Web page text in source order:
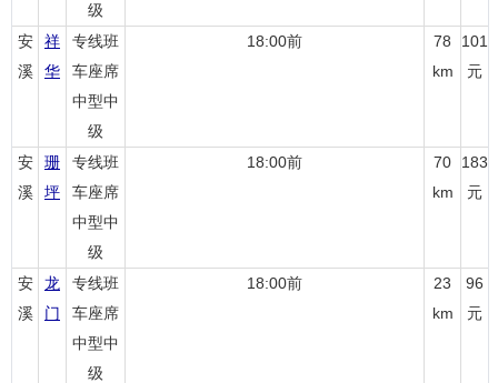
级
安
溪
祥
华
专线班
车座席
中型中
级
18:00前
78
km
101
元
安
溪
珊
坪
专线班
车座席
中型中
级
18:00前
70
km
183
元
安
溪
龙
门
专线班
车座席
中型中
级
18:00前
23
km
96
元